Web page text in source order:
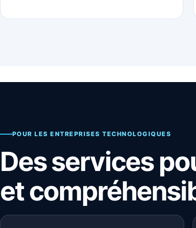
POUR LES ENTREPRISES TECHNOLOGIQUES
Des services
et